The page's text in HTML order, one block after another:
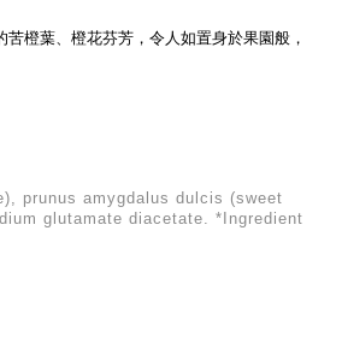
橙葉、橙花芬芳，令人如置身於果園般，
prunus amygdalus dulcis (sweet
glutamate diacetate. *Ingredient